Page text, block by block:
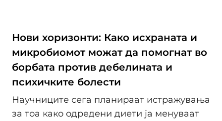
Нови хоризонти: Како исхраната и
микробиомот можат да помогнат во
борбата против дебелината и
психичките болести
Научниците сега планираат истражувања
за тоа како одредени диети ја менуваат